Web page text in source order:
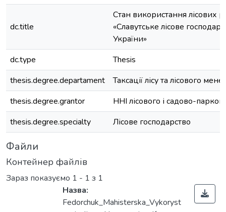
dc.title
Стан використання лісових
«Славутське лісове
України»
dc.type
Thesis
thesis.degree.departament
Таксації лісу та лісового
thesis.degree.grantor
ННІ лісового і садово-
thesis.degree.specialty
Лісове господарство
Файли
Контейнер файлів
Зараз показуємо 1 - 1 з 1
Назва:
Fedorchuk_Mahisterska_Vykoryst